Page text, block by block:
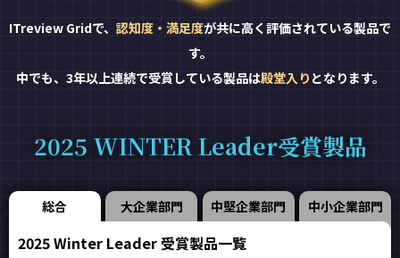
ITreview Gridで、 認知度・満足度が共に高く評価されている製品で
す。
中でも、3年以上連続で受賞している製品は殿堂入り となります。
2025 WINTER Leader受賞製品
総合 大企業部門 中堅企業部門 中小企業部門
2025 Winter Leader 受賞製品一覧